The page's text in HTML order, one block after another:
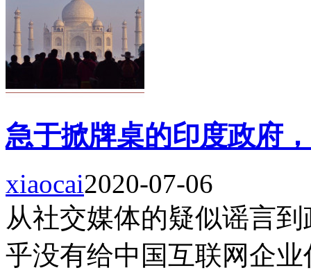
急于掀牌桌的印度政府
xiaocai2020-07-06
从社交媒体的疑似谣言
乎没有给中国互联网企